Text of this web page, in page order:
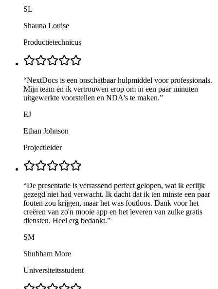
SL
Shauna Louise
Productietechnicus
“NextDocs is een onschatbaar hulpmiddel voor professionals.
Mijn team en ik vertrouwen erop om in een paar minuten
uitgewerkte voorstellen en NDA's te maken.”
EJ
Ethan Johnson
Projectleider
“De presentatie is verrassend perfect gelopen, wat ik eerlijk
gezegd niet had verwacht. Ik dacht dat ik ten minste een paar
fouten zou krijgen, maar het was foutloos. Dank voor het
creëren van zo'n mooie app en het leveren van zulke gratis
diensten. Heel erg bedankt.”
SM
Shubham More
Universiteitsstudent